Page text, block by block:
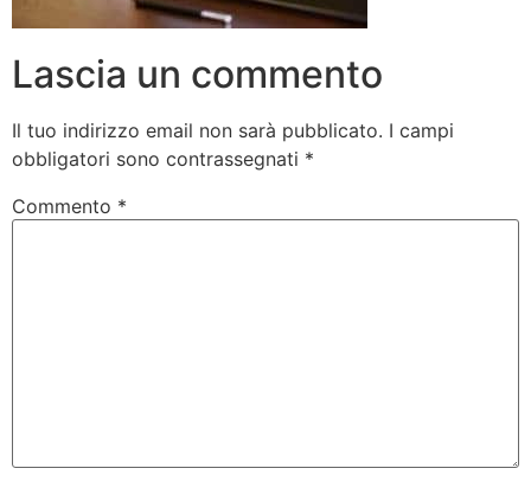
Lascia un commento
Il tuo indirizzo email non sarà pubblicato. I campi
obbligatori sono contrassegnati *
Commento *